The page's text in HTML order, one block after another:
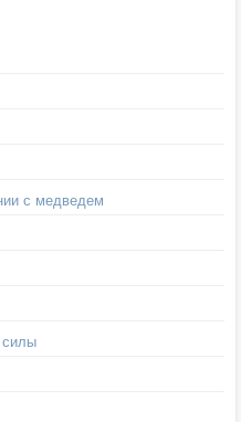
с медведем
силы